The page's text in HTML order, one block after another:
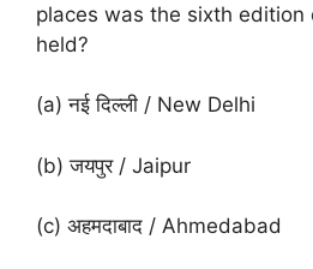
places was the sixth edition
held?
(a) नई दिल्ली / New Delhi
(b) जयपुर / Jaipur
(c) अहमदाबाद / Ahmedabad